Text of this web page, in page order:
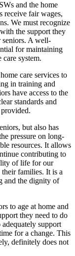
and the home
receive fair wages,
We must recognize
the support they
seniors. A well-
for maintaining
system.
care services to
in training and
have access to the
standards and
but also has
pressure on long-
resources. It allows
contributing to
of life for our
families. It is a
and the dignity of
to age at home and
they need to do
support
for a change. This
definitely does not